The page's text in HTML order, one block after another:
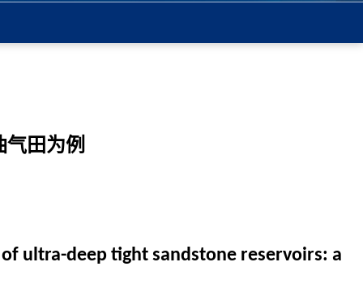
气田为例
ultra-deep tight sandstone reservoirs: a